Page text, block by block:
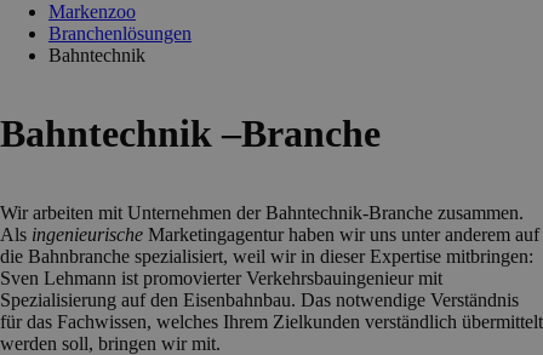
Markenzoo
Branchenlösungen
Bahntechnik
Bahntechnik –Branche
Wir arbeiten mit Unternehmen der Bahntechnik-Branche zusammen.
Als ingenieurische Marketingagentur haben wir uns unter anderem auf
die Bahnbranche spezialisiert, weil wir in dieser Expertise mitbringen:
Sven Lehmann ist promovierter Verkehrsbauingenieur mit
Spezialisierung auf den Eisenbahnbau. Das notwendige Verständnis
für das Fachwissen, welches Ihrem Zielkunden verständlich übermittelt
werden soll, bringen wir mit.